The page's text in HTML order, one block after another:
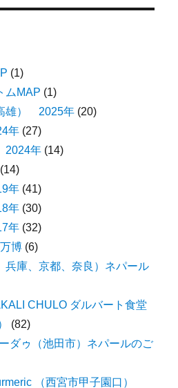
(1)
ムMAP (1)
雄） 2025年 (20)
年 (27)
2024年 (14)
(14)
年 (41)
年 (30)
年 (32)
博 (6)
兵庫、京都、奈良）ネパール
CHULO ダルバート食堂
(82)
ダゥ（池田市）ネパールのご
（西宮市甲子園口）